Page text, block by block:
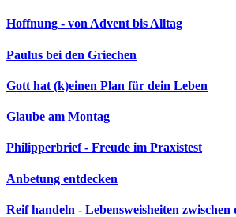
Hoffnung - von Advent bis Alltag
Paulus bei den Griechen
Gott hat (k)einen Plan für dein Leben
Glaube am Montag
Philipperbrief - Freude im Praxistest
Anbetung entdecken
Reif handeln - Lebensweisheiten zwischen